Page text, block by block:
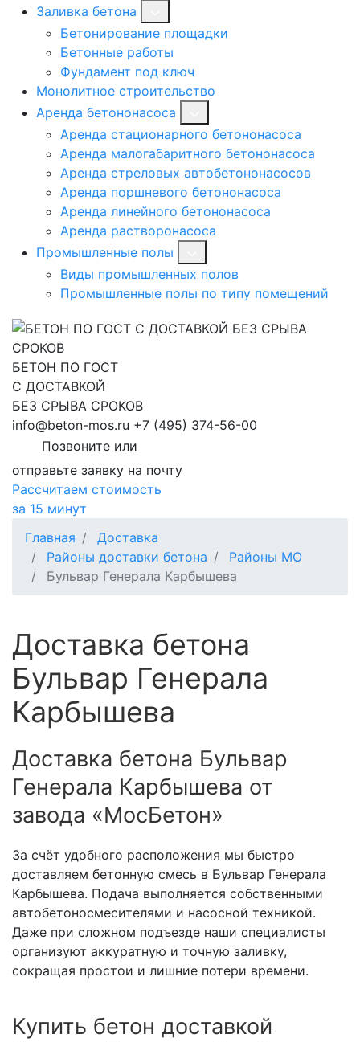
Заливка бетона
Бетонирование площадки
Бетонные работы
Фундамент под ключ
Монолитное строительство
Аренда бетононасоса
Аренда стационарного бетононасоса
Аренда малогабаритного бетононасоса
Аренда стреловых автобетононасосов
Аренда поршневого бетононасоса
Аренда линейного бетононасоса
Аренда растворонасоса
Промышленные полы
Виды промышленных полов
Промышленные полы по типу помещений
БЕТОН ПО ГОСТ
С ДОСТАВКОЙ
БЕЗ СРЫВА СРОКОВ
info@beton-mos.ru +7 (495) 374-56-00
Позвоните или
отправьте заявку на почту
Рассчитаем стоимость
за 15 минут
Главная
Доставка
Районы доставки бетона
Районы МО
Бульвар Генерала Карбышева
Доставка бетона
Бульвар Генерала
Карбышева
Доставка бетона Бульвар
Генерала Карбышева от
завода «МосБетон»
За счёт удобного расположения мы быстро
доставляем бетонную смесь в Бульвар Генерала
Карбышева. Подача выполняется собственными
автобетоносмесителями и насосной техникой.
Даже при сложном подъезде наши специалисты
организуют аккуратную и точную заливку,
сокращая простои и лишние потери времени.
Купить бетон доставкой